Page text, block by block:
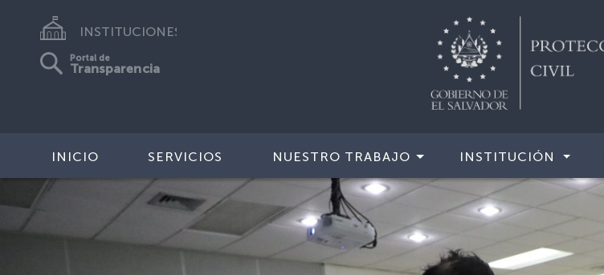
INSTITUCIONES
Portal de
Transparencia
INICIO SERVICIOS NUESTRO TRABAJO INSTITUCIÓN